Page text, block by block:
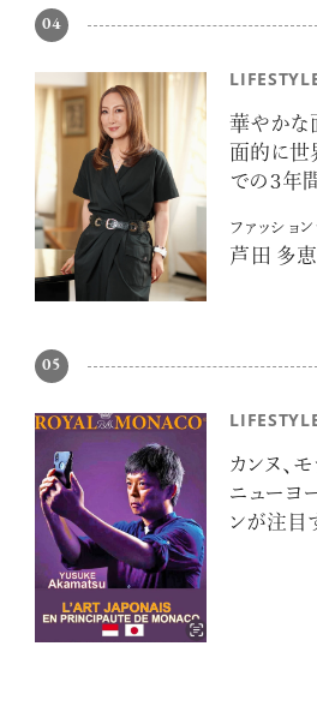
04
華やかな
面的に世
での３年
ファッショ
芦田 多恵
05
カンヌ、モ
ニューヨ
ンが注目